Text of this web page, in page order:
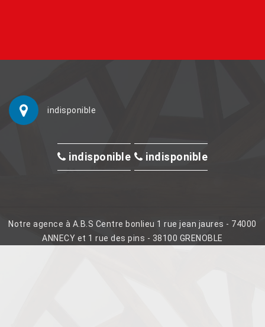
indisponible
indisponible indisponible
Notre agence à A.B.S Centre bonlieu 1 rue jean jaures - 74000
ANNECY et 1 rue des pins - 38100 GRENOBLE